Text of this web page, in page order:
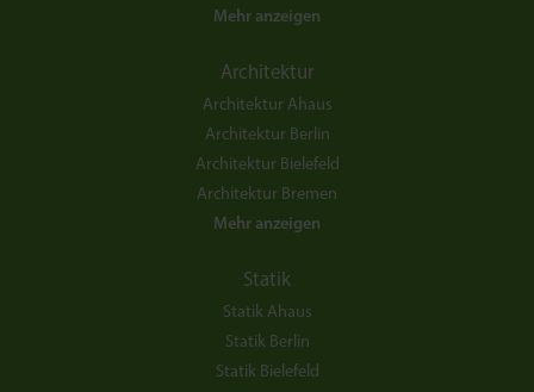
Mehr anzeigen
Architektur
Architektur Ahaus
Architektur Berlin
Architektur Bielefeld
Architektur Bremen
Mehr anzeigen
Statik
Statik Ahaus
Statik Berlin
Statik Bielefeld